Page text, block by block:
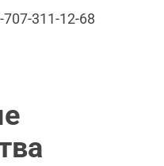
311-12-68